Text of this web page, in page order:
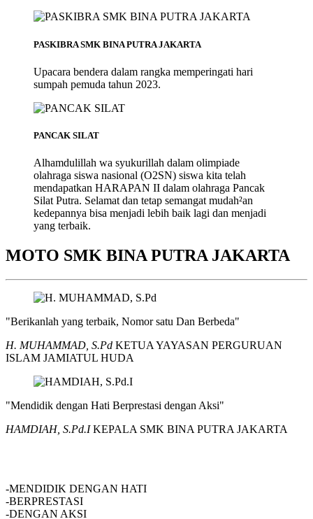
PASKIBRA SMK BINA PUTRA JAKARTA
Upacara bendera dalam rangka memperingati hari
sumpah pemuda tahun 2023.
PANCAK SILAT
Alhamdulillah wa syukurillah dalam olimpiade
olahraga siswa nasional (O2SN) siswa kita telah
mendapatkan HARAPAN II dalam olahraga Pancak
Silat Putra. Selamat dan tetap semangat mudah²an
kedepannya bisa menjadi lebih baik lagi dan menjadi
yang terbaik.
MOTO SMK BINA PUTRA JAKARTA
"Berikanlah yang terbaik, Nomor satu Dan Berbeda"
H. MUHAMMAD, S.Pd KETUA YAYASAN PERGURUAN
ISLAM JAMIATUL HUDA
"Mendidik dengan Hati Berprestasi dengan Aksi"
HAMDIAH, S.Pd.IKEPALA SMK BINA PUTRA JAKARTA
-MENDIDIK DENGAN HATI
-BERPRESTASI
-DENGAN AKSI